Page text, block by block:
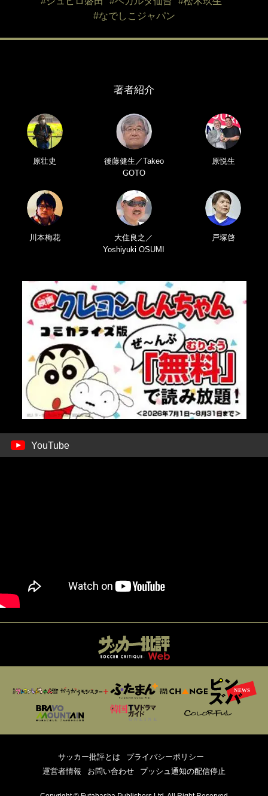
#なでしこジャパン
著者紹介
原壮史
後藤健生／Takeo
GOTO
原悦生
川本梅花
大住良之／
Yoshiyuki OSUMI
戸塚啓
YouTube
サッカー批評とは
プライバシーポリシー
運営者情報
お問い合わせ プッシュ通知の配信停止